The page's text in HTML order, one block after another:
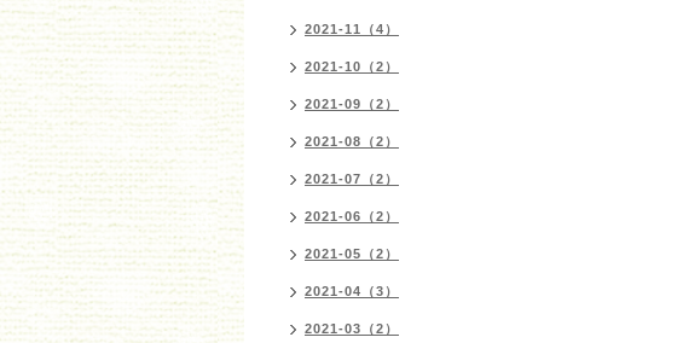
2021-11（4）
2021-10（2）
2021-09（2）
2021-08（2）
2021-07（2）
2021-06（2）
2021-05（2）
2021-04（3）
2021-03（2）